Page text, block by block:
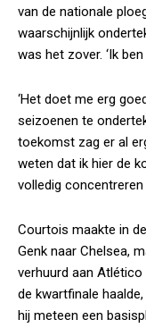
van de nationale
waarschijnlijk
was het zover. ‘Ik
‘Het doet me erg
seizoenen te
toekomst zag er al
weten dat ik hier de
volledig concentreren
Courtois maakte in
Genk naar Chelsea,
verhuurd aan Atlético
de kwartfinale
hij meteen een